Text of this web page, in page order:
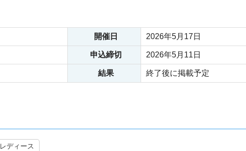
開催日 2026年5月17日
申込締切 2026年5月11日
結果 終了後に掲載予定
レディース